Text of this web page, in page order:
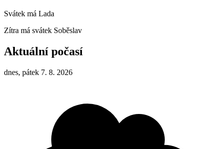
Svátek má Lada
Zítra má svátek Soběslav
Aktuální počasí
dnes, pátek 7. 8. 2026